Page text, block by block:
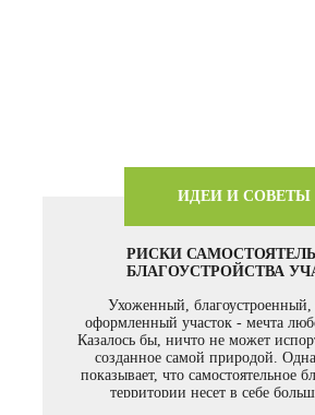
ИДЕИ И СОВЕТЫ
РИСКИ
БЛАГОУСТРОЙСТВА
Ухоженный, благоустроенный,
оформленный участок - мечта
Казалось бы, ничто не может
созданное самой природой.
показывает, что самостоятельное
территории несет в себе